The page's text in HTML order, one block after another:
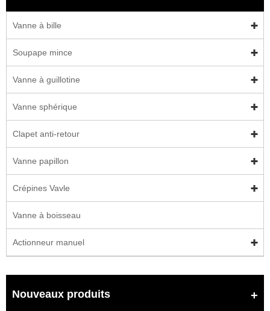
Vanne à bille
Soupape mince
Vanne à guillotine
Vanne sphérique
Clapet anti-retour
Vanne papillon
Crépines Vavle
Vanne à boisseau
Actionneur manuel
Nouveaux produits